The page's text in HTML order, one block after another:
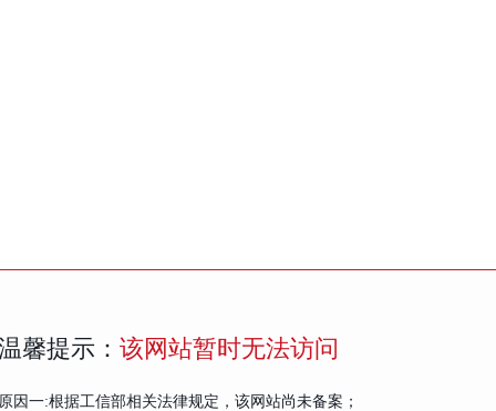
馨提示： 该网站暂时无法访问
因一:根据工信部相关法律规定，该网站尚未备案；